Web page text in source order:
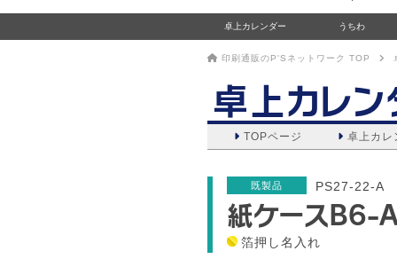
卓上カレンダー うちわ
印刷通販のP'Sネットワーク TOP
卓上カレ
TOPページ 卓上カレ
紙ケースB6-
既製品 PS27-22-A
箔押し名入れ